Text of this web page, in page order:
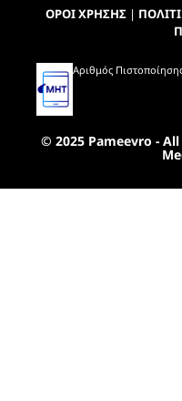
ΟΡΟΙ ΧΡΗΣΗΣ|
Αριθμός
© 2025 Pameevro -